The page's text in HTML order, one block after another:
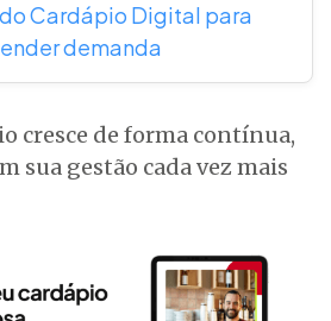
Cardápio Digital para
demanda
cresce de forma contínua,
sua gestão cada vez mais